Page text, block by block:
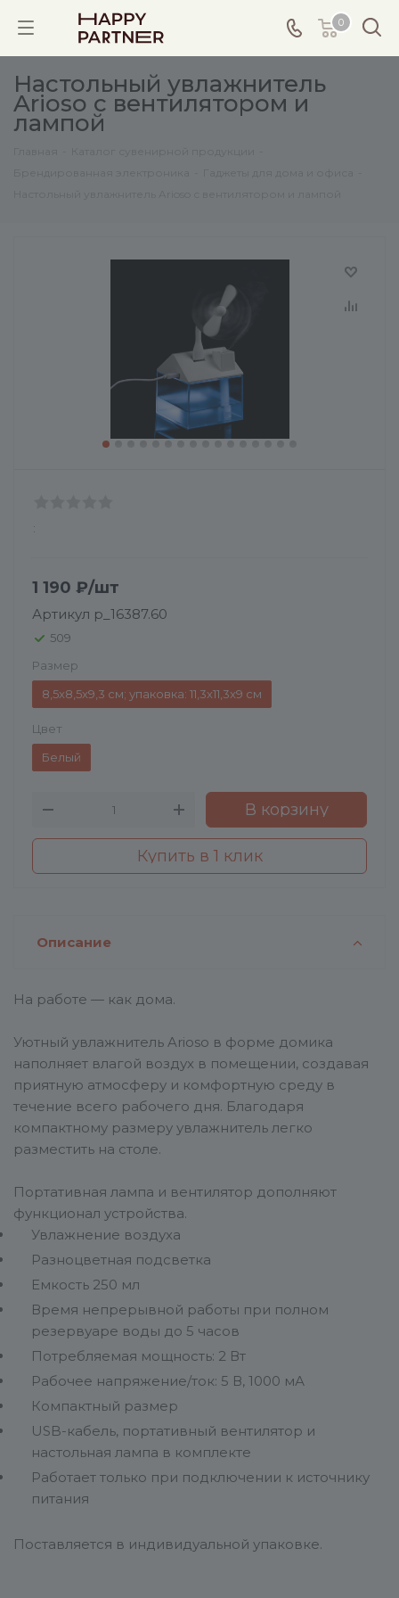
0
Настольный увлажнитель
Arioso с вентилятором и
лампой
:
1 190 ₽/шт
Артикул p_16387.60
509
Размер
8,5x8,5x9,3 см; упаковка: 11,3x11,3x9 см
Цвет
Белый
В корзину
Купить в 1 клик
Описание
На работе — как дома.
Уютный увлажнитель Arioso в форме домика
наполняет влагой воздух в помещении, создавая
приятную атмосферу и комфортную среду в
течение всего рабочего дня. Благодаря
компактному размеру увлажнитель легко
разместить на столе.
Портативная лампа и вентилятор дополняют
функционал устройства.
Увлажнение воздуха
Разноцветная подсветка
Емкость 250 мл
Время непрерывной работы при полном
резервуаре воды до 5 часов
Потребляемая мощность: 2 Вт
Рабочее напряжение/ток: 5 В, 1000 мА
Компактный размер
USB-кабель, портативный вентилятор и
настольная лампа в комплекте
Работает только при подключении к источнику
питания
Поставляется в индивидуальной упаковке.